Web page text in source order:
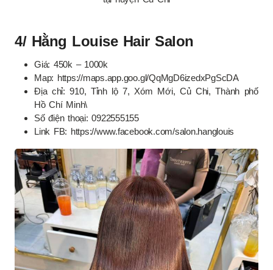
4/ Hằng Louise Hair Salon
Giá: 450k – 1000k
Map: https://maps.app.goo.gl/QqMgD6izedxPgScDA
Địa chỉ: 910, Tỉnh lộ 7, Xóm Mới, Củ Chi, Thành phố
Hồ Chí Minh\
Số điện thoại: 0922555155
Link FB: https://www.facebook.com/salon.hanglouis